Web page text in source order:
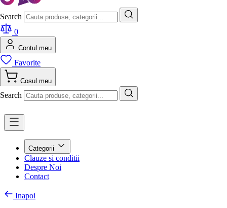
Search
0
Contul meu
Favorite
Cosul meu
Search
Categorii
Clauze si conditii
Despre Noi
Contact
Inapoi